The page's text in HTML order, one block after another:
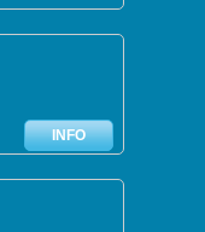
INFO